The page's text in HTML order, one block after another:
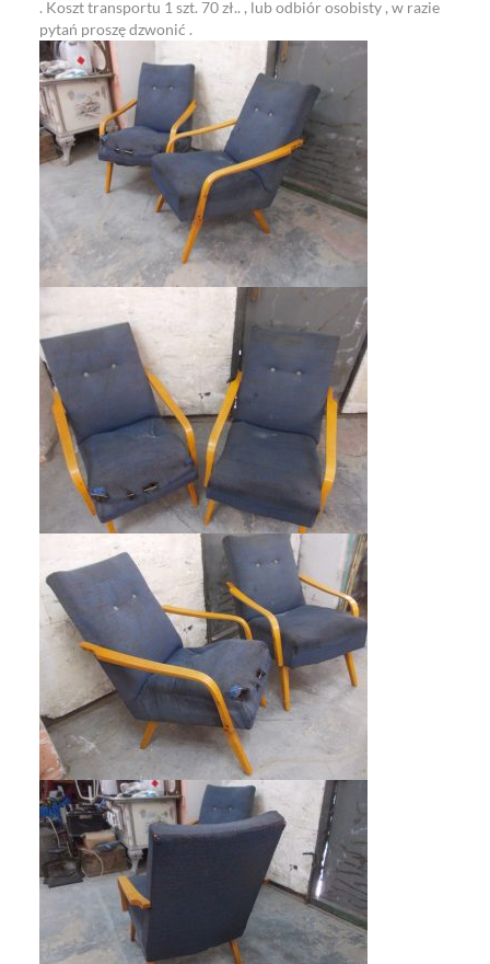
. Koszt transportu 1 szt. 70 zł.. , lub odbiór osobisty , w razie
pytań proszę dzwonić .